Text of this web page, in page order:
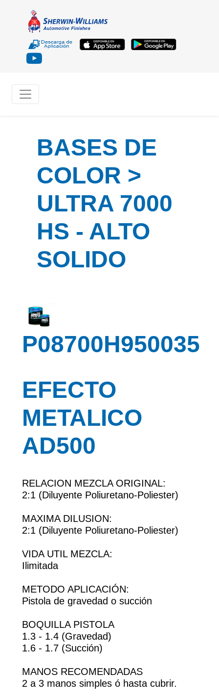
BASES DE
COLOR >
ULTRA 7000
HS - ALTO
SOLIDO
P08700H950035
EFECTO
METALICO
AD500
RELACION MEZCLA ORIGINAL:
2:1 (Diluyente Poliuretano-Poliester)
MAXIMA DILUSION:
2:1 (Diluyente Poliuretano-Poliester)
VIDA UTIL MEZCLA:
Ilimitada
METODO APLICACIÓN:
Pistola de gravedad o succión
BOQUILLA PISTOLA
1.3 - 1.4 (Gravedad)
1.6 - 1.7 (Succión)
MANOS RECOMENDADAS
2 a 3 manos simples ó hasta cubrir.